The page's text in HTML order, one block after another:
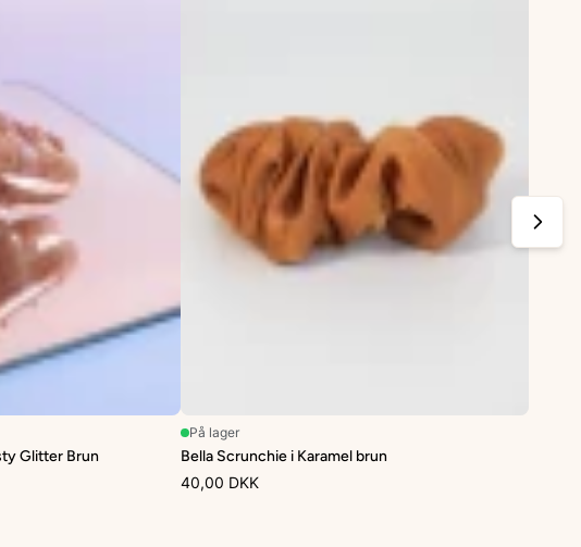
Glitter Brun
På lager
Bella Scrunchie i Karamel brun
40,00 DKK